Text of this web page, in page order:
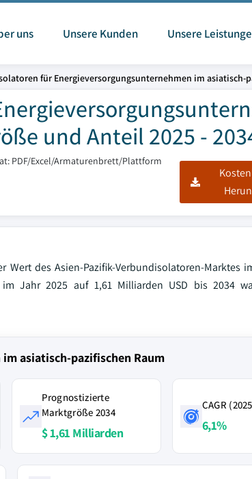
uns Unsere Kunden Unsere
für Energieversorgungsunternehmen im asiatisch-
und Anteil 2025 -
PDF/Excel/Armaturenbrett/Plattform
des Asien-Pazifik-Verbundisolatoren-Marktes
Jahr 2025 auf 1,61 Milliarden USD bis 2034
asiatisch-pazifischen Raum
Prognostizierte
Marktgröße 2034
$ 1,61 Milliarden
CAGR
6,1%